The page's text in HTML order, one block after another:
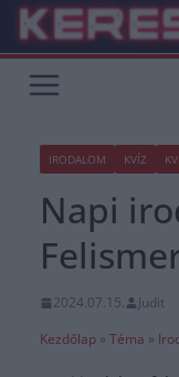
Skip
content
IRODALOM KVÍZ
Napi
2024.07.15.
Judit
Kezdőlap » Téma »